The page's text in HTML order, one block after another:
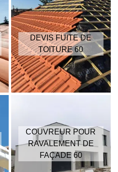
DEVIS FUITE DE
TOITURE 60
COUVREUR POUR
RAVALEMENT DE
FAÇADE 60